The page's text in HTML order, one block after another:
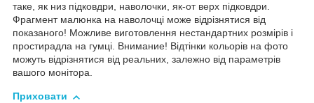
таке, як низ підковдри, наволочки, як-от верх підковдри.
Фрагмент малюнка на наволочці може відрізнятися від
показаного! Можливе виготовлення нестандартних розмірів і
простирадла на гумці. Внимание! Відтінки кольорів на фото
можуть відрізнятися від реальних, залежно від параметрів
вашого монітора.
Приховати